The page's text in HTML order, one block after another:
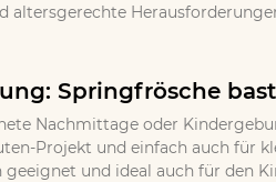
altersgerechte
Springfrösche
Nachmittage oder
Projekt und einfach auch für
und ideal auch für den